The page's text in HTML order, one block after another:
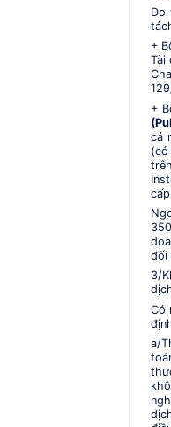
Do
+
Tài
+
cá
(có
đối
3/
Có
a/